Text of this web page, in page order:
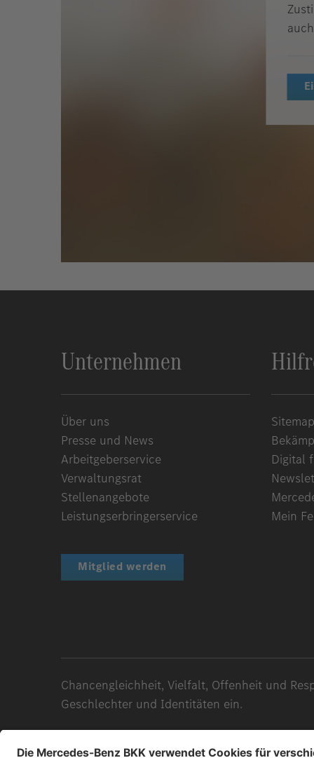
Unternehmen
Über uns
Presse und News
Arbeitgeberservice
Verwaltungsrat
Stellenangebote
Leistungserbringerservice
Mitglied werden
Sitemap
Digital
Mein
Chancengleichheit, Vielfalt, Offenheit und
Geschlechter und Identitäten ein.